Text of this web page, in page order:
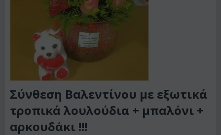
Σύνθεση Βαλεντίνου με εξωτικά
τροπικά λουλούδια + μπαλόνι +
αρκουδάκι !!!